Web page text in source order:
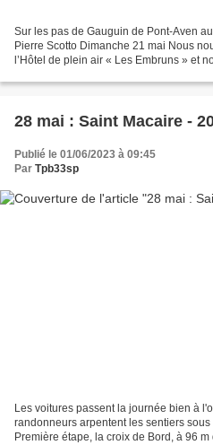
Sur les pas de Gauguin de Pont-Aven
Pierre Scotto Dimanche 21 mai Nous
l’Hôtel de plein air « Les Embruns » et
28 mai : Saint Macaire -
Publié le 01/06/2023 à 09:45
Par Tpb33sp
Les voitures passent la journée bien à
randonneurs arpentent les sentiers
Première étape, la croix de Bord, à 96